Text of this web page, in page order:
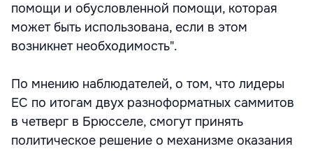
помощи и обусловленной помощи, которая
может быть использована, если в этом
возникнет необходимость".
По мнению наблюдателей, о том, что лидеры
ЕС по итогам двух разноформатных саммитов
в четверг в Брюсселе, смогут принять
политическое решение о механизме оказания